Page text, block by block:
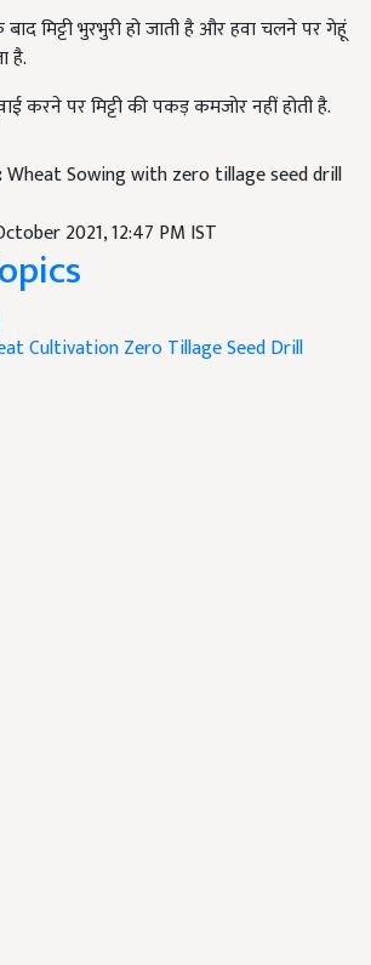
मिट्टी भुरभुरी हो जाती है और हवा चलने पर गेहूं
है.
करने पर मिट्टी की पकड़ कमजोर नहीं होती है.
Wheat Sowing with zero tillage seed drill
2021, 12:47 PM IST
CultivationZero Tillage Seed Drill